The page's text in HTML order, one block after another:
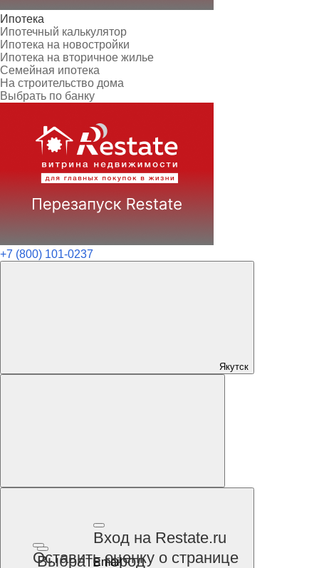
Ипотека
Ипотечный калькулятор
Ипотека на новостройки
Ипотека на вторичное жилье
Семейная ипотека
На строительство дома
Выбрать по банку
+7 (800) 101-0237
Якутск
Выбрать город
Вход на Restate.ru
Email
Оставить оценку о странице